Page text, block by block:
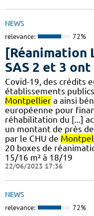
NEWS
relevance: 72%
[Réanimation
SAS 2 et 3
Covid-19, des crédits
établissements
Montpellier a ainsi
européenne pour
réhabilitation du [...]
un montant de près
par le CHU de
20 boxes de
15/16 m² à 18/19
22/06/2023 17:36
NEWS
relevance: 72%